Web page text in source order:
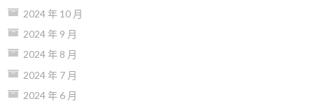
2024 年 10 月
2024 年 9 月
2024 年 8 月
2024 年 7 月
2024 年 6 月